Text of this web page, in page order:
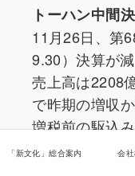
トーハン中間
11月26日、第
9.30）決算が
売上高は2208
で昨期の増収
増税前の駆込
ら返品入帳期
「新文化」総合案内 会